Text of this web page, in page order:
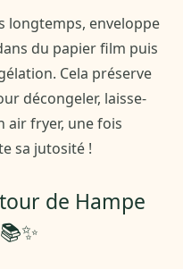
longtemps, enveloppe
du papier film puis
Cela préserve
décongeler, laisse-
air fryer, une fois
sa jutosité !
de Hampe